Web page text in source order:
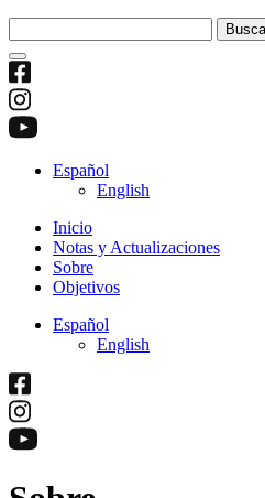
Español
English
Inicio
Notas y Actualizaciones
Sobre
Objetivos
Español
English